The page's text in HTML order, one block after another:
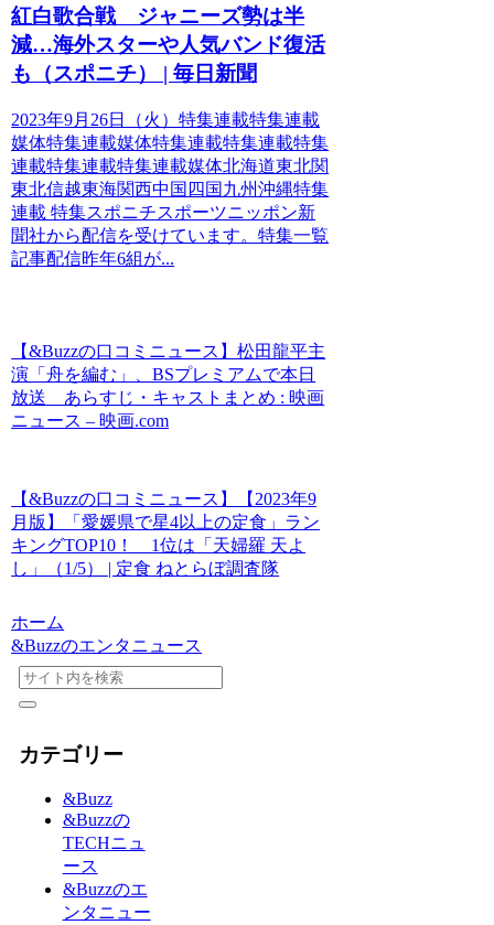
紅白歌合戦 ジャニーズ勢は半
減…海外スターや人気バンド復活
も（スポニチ） | 毎日新聞
2023年9月26日（火）特集連載特集連載
媒体特集連載媒体特集連載特集連載特集
連載特集連載特集連載媒体北海道東北関
東北信越東海関西中国四国九州沖縄特集
連載 特集スポニチスポーツニッポン新
聞社から配信を受けています。特集一覧
記事配信昨年6組が...
【&Buzzの口コミニュース】松田龍平主
演「舟を編む」、BSプレミアムで本日
放送 あらすじ・キャストまとめ : 映画
ニュース – 映画.com
【&Buzzの口コミニュース】【2023年9
月版】「愛媛県で星4以上の定食」ラン
キングTOP10！ 1位は「天婦羅 天よ
し」（1/5） | 定食 ねとらぼ調査隊
ホーム
&Buzzのエンタニュース
カテゴリー
&Buzz
&Buzzの
TECHニュ
ース
&Buzzのエ
ンタニュー